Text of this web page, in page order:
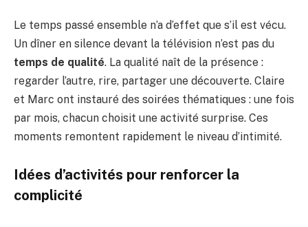
Le temps passé ensemble n’a d’effet que s’il est vécu.
Un dîner en silence devant la télévision n’est pas du
temps de qualité. La qualité naît de la présence :
regarder l’autre, rire, partager une découverte. Claire
et Marc ont instauré des soirées thématiques : une fois
par mois, chacun choisit une activité surprise. Ces
moments remontent rapidement le niveau d’intimité.
Idées d’activités pour renforcer la
complicité